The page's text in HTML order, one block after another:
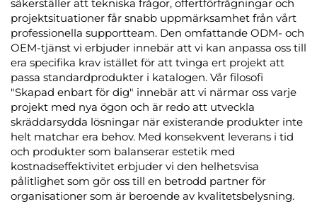
säkerställer att tekniska frågor, offertförfrågningar och
projektsituationer får snabb uppmärksamhet från vårt
professionella supportteam. Den omfattande ODM- och
OEM-tjänst vi erbjuder innebär att vi kan anpassa oss till
era specifika krav istället för att tvinga ert projekt att
passa standardprodukter i katalogen. Vår filosofi
"Skapad enbart för dig" innebär att vi närmar oss varje
projekt med nya ögon och är redo att utveckla
skräddarsydda lösningar när existerande produkter inte
helt matchar era behov. Med konsekvent leverans i tid
och produkter som balanserar estetik med
kostnadseffektivitet erbjuder vi den helhetsvisa
pålitlighet som gör oss till en betrodd partner för
organisationer som är beroende av kvalitetsbelysning.